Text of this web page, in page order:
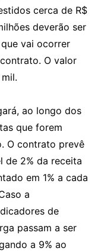
cerca de R$
deverão ser
vai ocorrer
O valor
ao longo dos
que forem
O contrato prevê
de 2% da receita
em 1% a cada
a
de
passam a ser
a 9% ao